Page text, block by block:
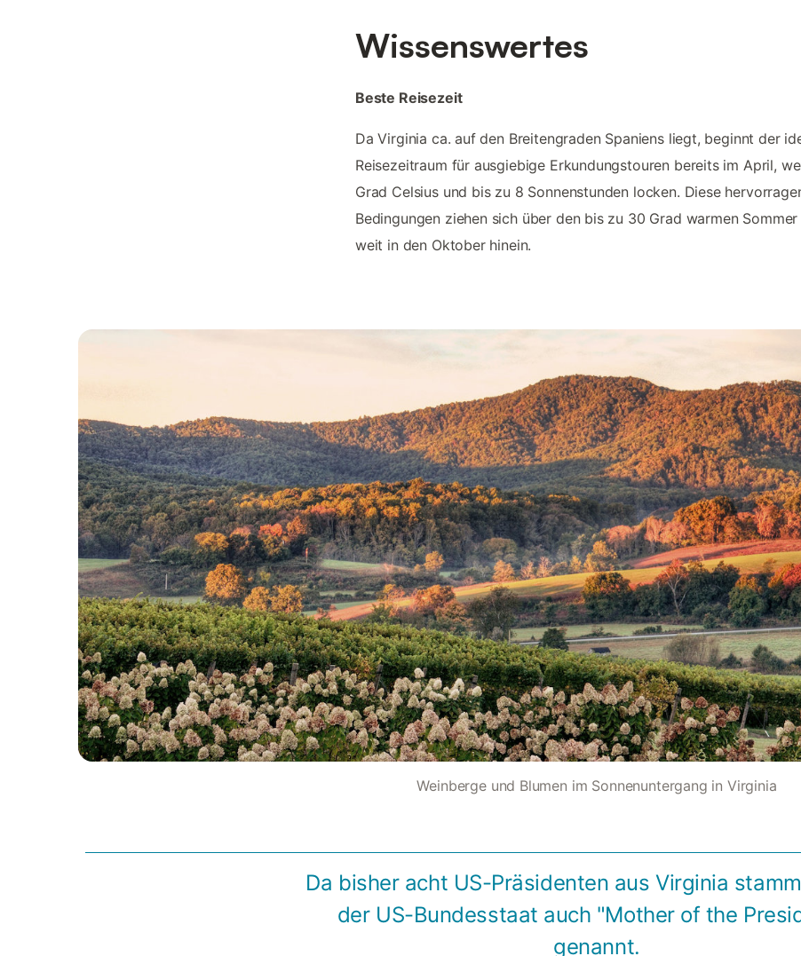
Wissenswertes
Beste Reisezeit
Da Virginia ca. auf den Breitengraden Spaniens liegt, beginnt der
Reisezeitraum für ausgiebige Erkundungstouren bereits im April,
Grad Celsius und bis zu 8 Sonnenstunden locken. Diese
Bedingungen ziehen sich über den bis zu 30 Grad warmen
weit in den Oktober hinein.
Weinberge und Blumen im Sonnenuntergang in Virginia
Da bisher acht US-Präsidenten aus Virginia
der US-Bundesstaat auch "Mother of the
genannt.